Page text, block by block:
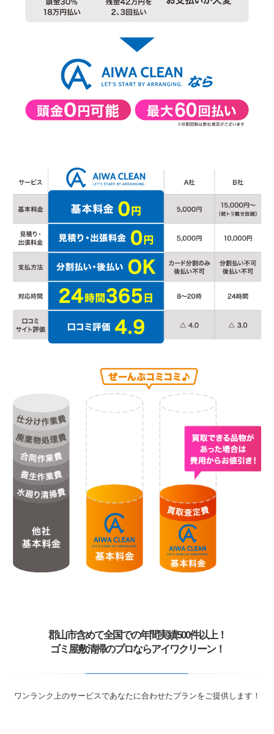
郡山市含めて全国での年間実績500件以上！
ゴミ屋敷清掃のプロならアイワクリーン！
ワンランク上のサービスであなたに合わせたプランをご提供します！